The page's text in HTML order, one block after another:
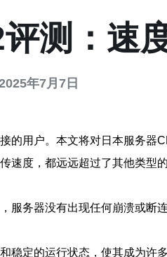
测：速
年7月7日
用户。本文将对日本服务器
度，都远远超过了其他类型
服务器没有出现任何崩溃或断
稳定的运行状态，使其成为许